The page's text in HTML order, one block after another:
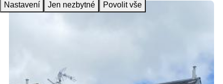
Nastavení Jen nezbytné Povolit vše